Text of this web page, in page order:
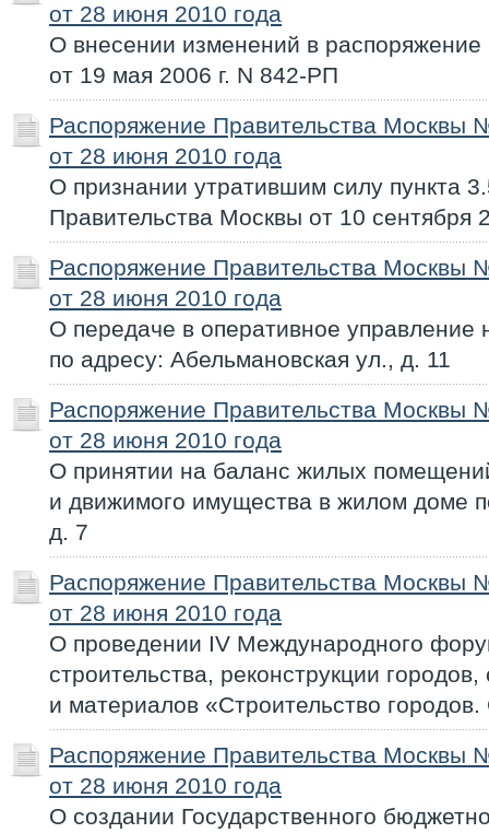
от 28 июня 2010 года
О внесении изменений в
от 19 мая 2006 г. N 842-РП
Распоряжение Правительства Москвы
от 28 июня 2010 года
О признании утратившим силу пункта
Правительства Москвы от 10 сентября
Распоряжение Правительства Москвы
от 28 июня 2010 года
О передаче в оперативное
по адресу: Абельмановская ул., д. 11
Распоряжение Правительства Москвы
от 28 июня 2010 года
О принятии на баланс жилых
и движимого имущества в жилом доме
д. 7
Распоряжение Правительства Москвы
от 28 июня 2010 года
О проведении IV Международного
строительства, реконструкции
и материалов «Строительство
Распоряжение Правительства Москвы
от 28 июня 2010 года
О создании Государственного